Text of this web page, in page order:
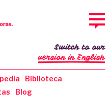
Biblioteca
Blog
Switch to our
version in English